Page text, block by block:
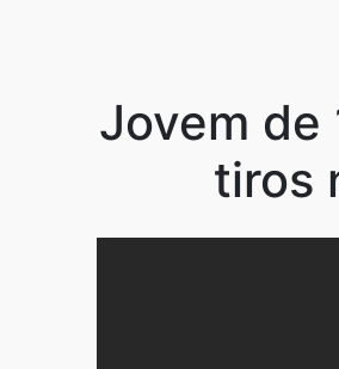
Jovem de
tiros